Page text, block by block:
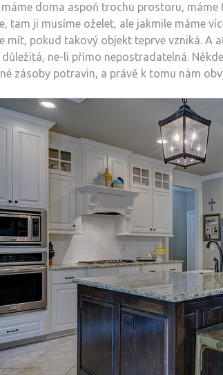
máme doma aspoň trochu prostoru,
tam ji musíme oželet, ale jakmile máme
mít, pokud takový objekt teprve vzniká. A
ne-li přímo nepostradatelná.
zásoby potravin, a právě k tomu nám